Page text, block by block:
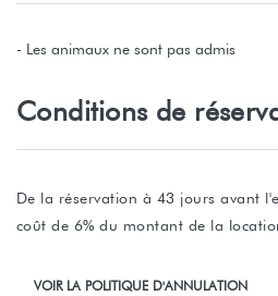
- Les animaux ne sont pas admis
Conditions de
De la réservation à 43 jours avant
coût de 6% du montant de la
VOIR LA POLITIQUE D'ANNULATION